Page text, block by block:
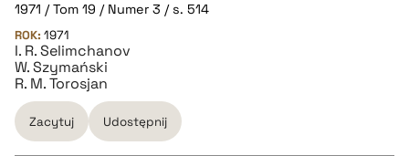
1971 / Tom 19 / Numer 3 / s. 514
ROK: 1971
I. R. Selimchanov
W. Szymański
R. M. Torosjan
Zacytuj Udostępnij